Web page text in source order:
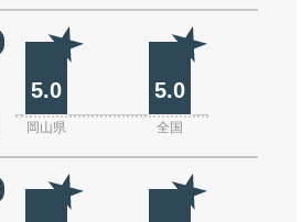
5.0 5.0
岡山県 全国